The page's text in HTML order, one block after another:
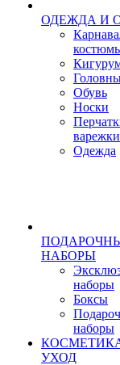
ОДЕЖДА И
Обувь
Носки
варежки
Одежда
НАБОРЫ
наборы
Боксы
наборы
УХОД